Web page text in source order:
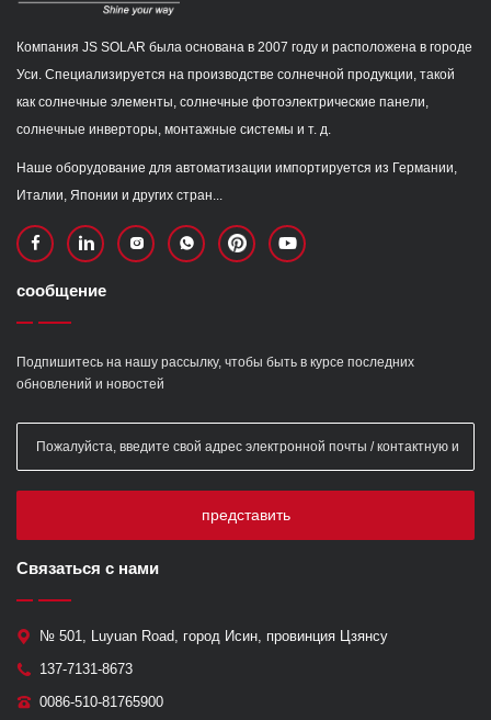
Компания JS SOLAR была основана в 2007 году и расположена в городе
Уси. Специализируется на производстве солнечной продукции, такой
как солнечные элементы, солнечные фотоэлектрические панели,
солнечные инверторы, монтажные системы и т. д.
Наше оборудование для автоматизации импортируется из Германии,
Италии, Японии и других стран...
сообщение
Подпишитесь на нашу рассылку, чтобы быть в курсе последних
обновлений и новостей
представить
Связаться с нами
№ 501, Luyuan Road, город Исин, провинция Цзянсу
137-7131-8673
0086-510-81765900